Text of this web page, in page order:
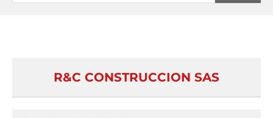
R&C CONSTRUCCION SAS